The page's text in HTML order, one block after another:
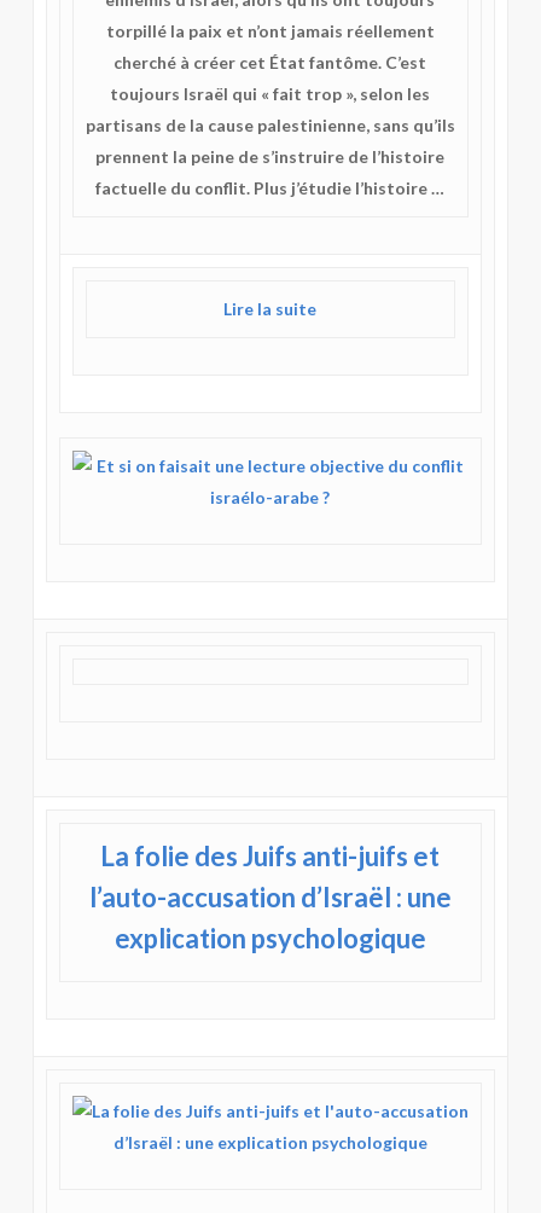
torpillé la paix et n’ont jamais réellement
cherché à créer cet État fantôme. C’est
toujours Israël qui « fait trop », selon les
partisans de la cause palestinienne, sans qu’ils
prennent la peine de s’instruire de l’histoire
factuelle du conflit. Plus j’étudie l’histoire …
Lire la suite
La folie des Juifs anti-juifs et
l’auto-accusation d’Israël : une
explication psychologique